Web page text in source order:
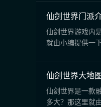
仙剑世界门派
仙剑世界游戏内
就由小编提供一
仙剑世界大地
仙剑世界是一款
多大？那这里就